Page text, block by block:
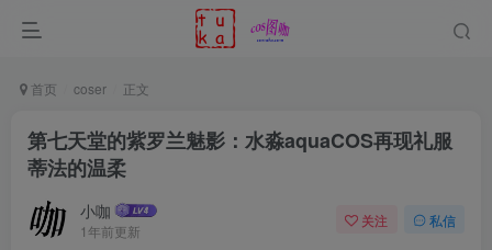
首页 coser 正文
第七天堂的紫罗兰魅影：水淼aquaCOS再现礼服
蒂法的温柔
小咖
1年前更新
关注 私信